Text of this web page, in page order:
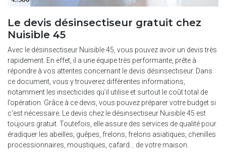
Le devis désinsectiseur gratuit chez
Nuisible 45
Avec le désinsectiseur Nuisible 45, vous pouvez avoir un devis très
rapidement. En effet, il a une équipe très performante, prête à
répondre à vos attentes concernant le devis désinsectiseur. Dans
ce document, vous y trouverez différentes informations,
notamment les insecticides qu’il utilise et surtout le coût total de
l’opération. Grâce à ce devis, vous pouvez préparer votre budget si
c’est nécessaire. Le devis chez le désinsectiseur Nuisible 45 est
toujours gratuit. Toutefois, elle assure des services de qualité pour
éradiquer les abeilles, guêpes, frelons, frelons asiatiques, chenilles
processionnaires, moustiques, cafard… de votre maison.